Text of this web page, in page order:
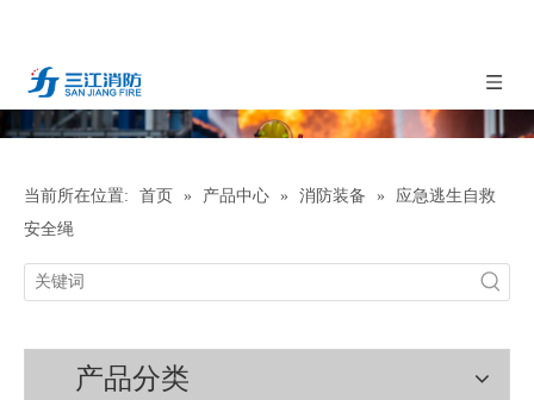
当前所在位置: 首页 » 产品中心 » 消防装备 »
应急逃生自救
安全绳
产品分类